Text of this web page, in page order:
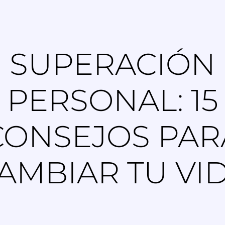
SUPERACIÓN
PERSONAL: 15
TU